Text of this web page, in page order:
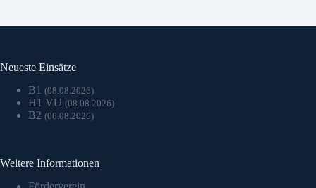
Neueste Einsätze
B1 (08.08.2026)
H1 VU (08.08.2026)
B2 (06.08.2026)
Weitere Informationen